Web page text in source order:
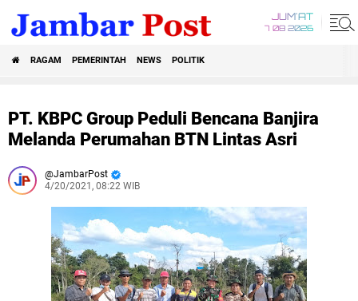
JUM'AT
7 08 2026
RAGAM PEMERINTAH NEWS POLITIK
PT. KBPC Group Peduli Bencana Banjira
Melanda Perumahan BTN Lintas Asri
JambarPost
4/20/2021, 08:22 WIB